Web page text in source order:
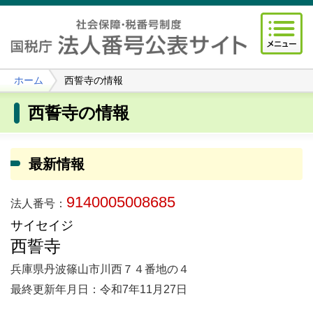
ホーム 西誓寺の情報
西誓寺の情報
最新情報
法人番号： 9140005008685
サイセイジ
西誓寺
兵庫県丹波篠山市川西７４番地の４
最終更新年月日：令和7年11月27日